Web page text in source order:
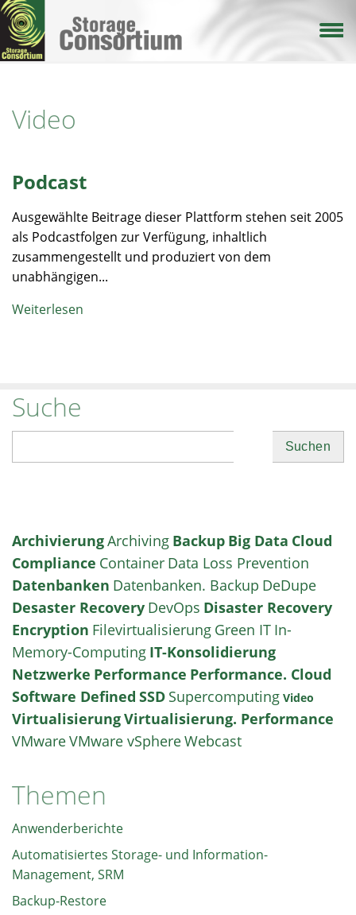
Direkt
zum
Inhalt
Video
Podcast
Ausgewählte Beitrage dieser Plattform stehen seit 2005
als Podcastfolgen zur Verfügung, inhaltlich
zusammengestellt und produziert von dem
unabhängigen...
Weiterlesen
Suche
ArchivierungArchiving Backup Big Data Cloud
Compliance Container Data Loss Prevention
Datenbanken Datenbanken. Backup DeDupe
Desaster Recovery DevOps Disaster Recovery
Encryption Filevirtualisierung Green IT In-
Memory-Computing IT-Konsolidierung
Netzwerke Performance Performance. Cloud
Software Defined SSD Supercomputing Video
VirtualisierungVirtualisierung. Performance
VMwareVMware vSphereWebcast
Themen
Anwenderberichte
Automatisiertes Storage- und Information-
Management, SRM
Backup-Restore